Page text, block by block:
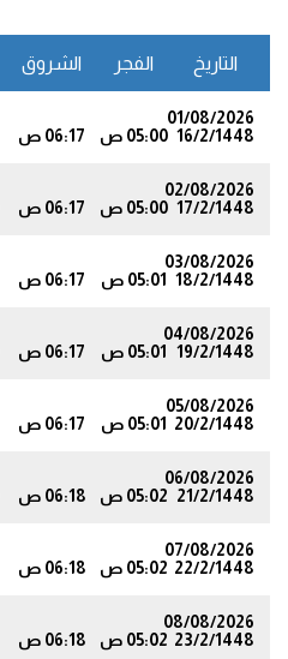
التاريخ الفجر الشروق
01/08/2026
16/2/1448 05:00 ص 06:17 ص
02/08/2026
17/2/1448 05:00 ص 06:17 ص
03/08/2026
18/2/1448
05:01 ص 06:17 ص
04/08/2026
19/2/1448
05:01 ص 06:17 ص
05/08/2026
20/2/1448
05:01 ص 06:17 ص
06/08/2026
21/2/1448 05:02 ص 06:18 ص
07/08/2026
22/2/1448 05:02 ص 06:18 ص
08/08/2026
23/2/1448 05:02 ص 06:18 ص